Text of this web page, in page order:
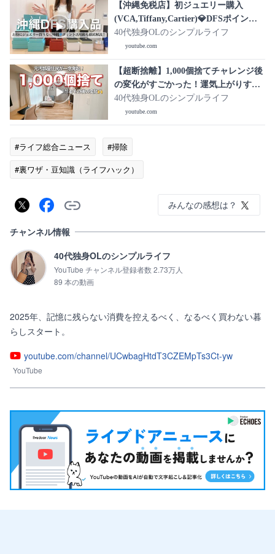
【沖縄免税店】初ジュエリー購入
(VCA,Tiffany,Cartier)💎DFSポイント
プログラムやクレカ活用術も紹介💳
40代独身OLのシンプルライフ
youtube.com
【超断捨離】1,000個捨てチャレンジ後
の変化がすごかった！運気上がりすぎ
😆
40代独身OLのシンプルライフ
youtube.com
#ライフ総合ニュース
#掃除
#裏ワザ・豆知識（ライフハック）
みんなの感想は？
チャンネル情報
40代独身OLのシンプルライフ
YouTube チャンネル登録者数 2.73万人
89 本の動画
2025年、記憶に残らない消費を控えるべく、なるべく買わない暮
らしスタート。
youtube.com/channel/UCwbagHtdT3CZEMpTs3Ct-yw
YouTube